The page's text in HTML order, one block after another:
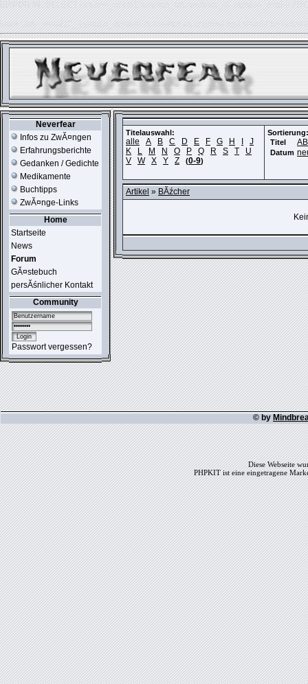
ERROR IN:SELECT session_userid, session_url, session_ip, session_expire
table './usr_web212_1/phpkit_session' is marked as crashed and should be
Neverfear
Infos zu ZwĂ¤ngen
Erfahrungsberichte
Gedanken / Gedichte
Medikamente
Buchtipps
ZwĂ¤nge-Links
Home
Startseite
News
Forum
GĂ¤stebuch
persĂśnlicher Kontakt
Community
Passwort vergessen?
Titelauswahl:
alle A B C D E F G H
J
K
L M N O P Q R S T
U
V
W X Y Z (0-9)
Sortierung:
Titel
Datum
Artikel » BĂźcher
© by
Diese Webseite
PHPKIT ist eine eingetragene